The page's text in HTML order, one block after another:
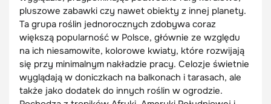
pluszowe zabawki czy nawet obiekty z innej planety.
Ta grupa roślin jednorocznych zdobywa coraz
większą popularność w Polsce, głównie ze względu
na ich niesamowite, kolorowe kwiaty, które rozwijają
się przy minimalnym nakładzie pracy. Celozje świetnie
wyglądają w doniczkach na balkonach i tarasach, ale
także jako dodatek do innych roślin w ogrodzie.